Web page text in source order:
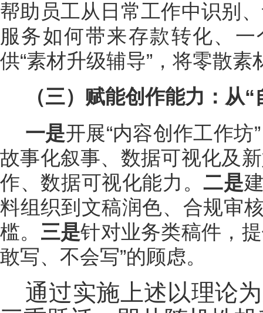
帮助员工从日常工作中识别
服务如何带来存款转化、
供“素材升级辅导”，将零散
（三）赋能创作能力：从
一是开展“内容创作工作
故事化叙事、数据可视化及
作、数据可视化能力。二是
料组织到文稿润色、合规审
槛。 三是针对业务类稿件，
敢写、不会写”的顾虑。
通过实施上述以理论